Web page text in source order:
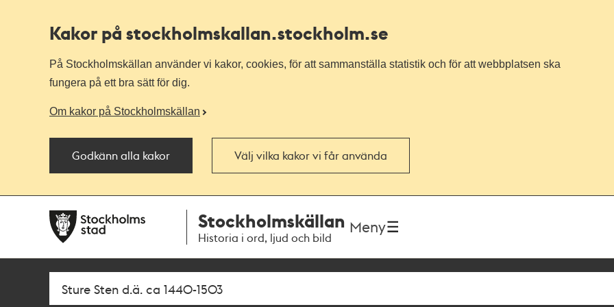
Kakor på stockholmskallan.stockholm.se
På Stockholmskällan använder vi kakor, cookies, för att sammanställa statistik och för att webbplatsen ska
fungera på ett bra sätt för dig.
Om kakor på Stockholmskällan
Godkänn alla kakor Välj vilka kakor vi får använda
navigationen
huvudinnehållet
Stockholmskällan
Historia i ord, ljud och bild
Meny
Sök